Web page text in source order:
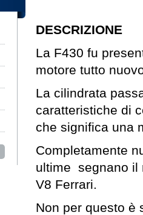
DESCRIZIONE
La F430 fu
motore tutto
La cilindrata
caratteristiche di
che significa una
Completamente
ultime segnano il
V8 Ferrari.
Non per questo è